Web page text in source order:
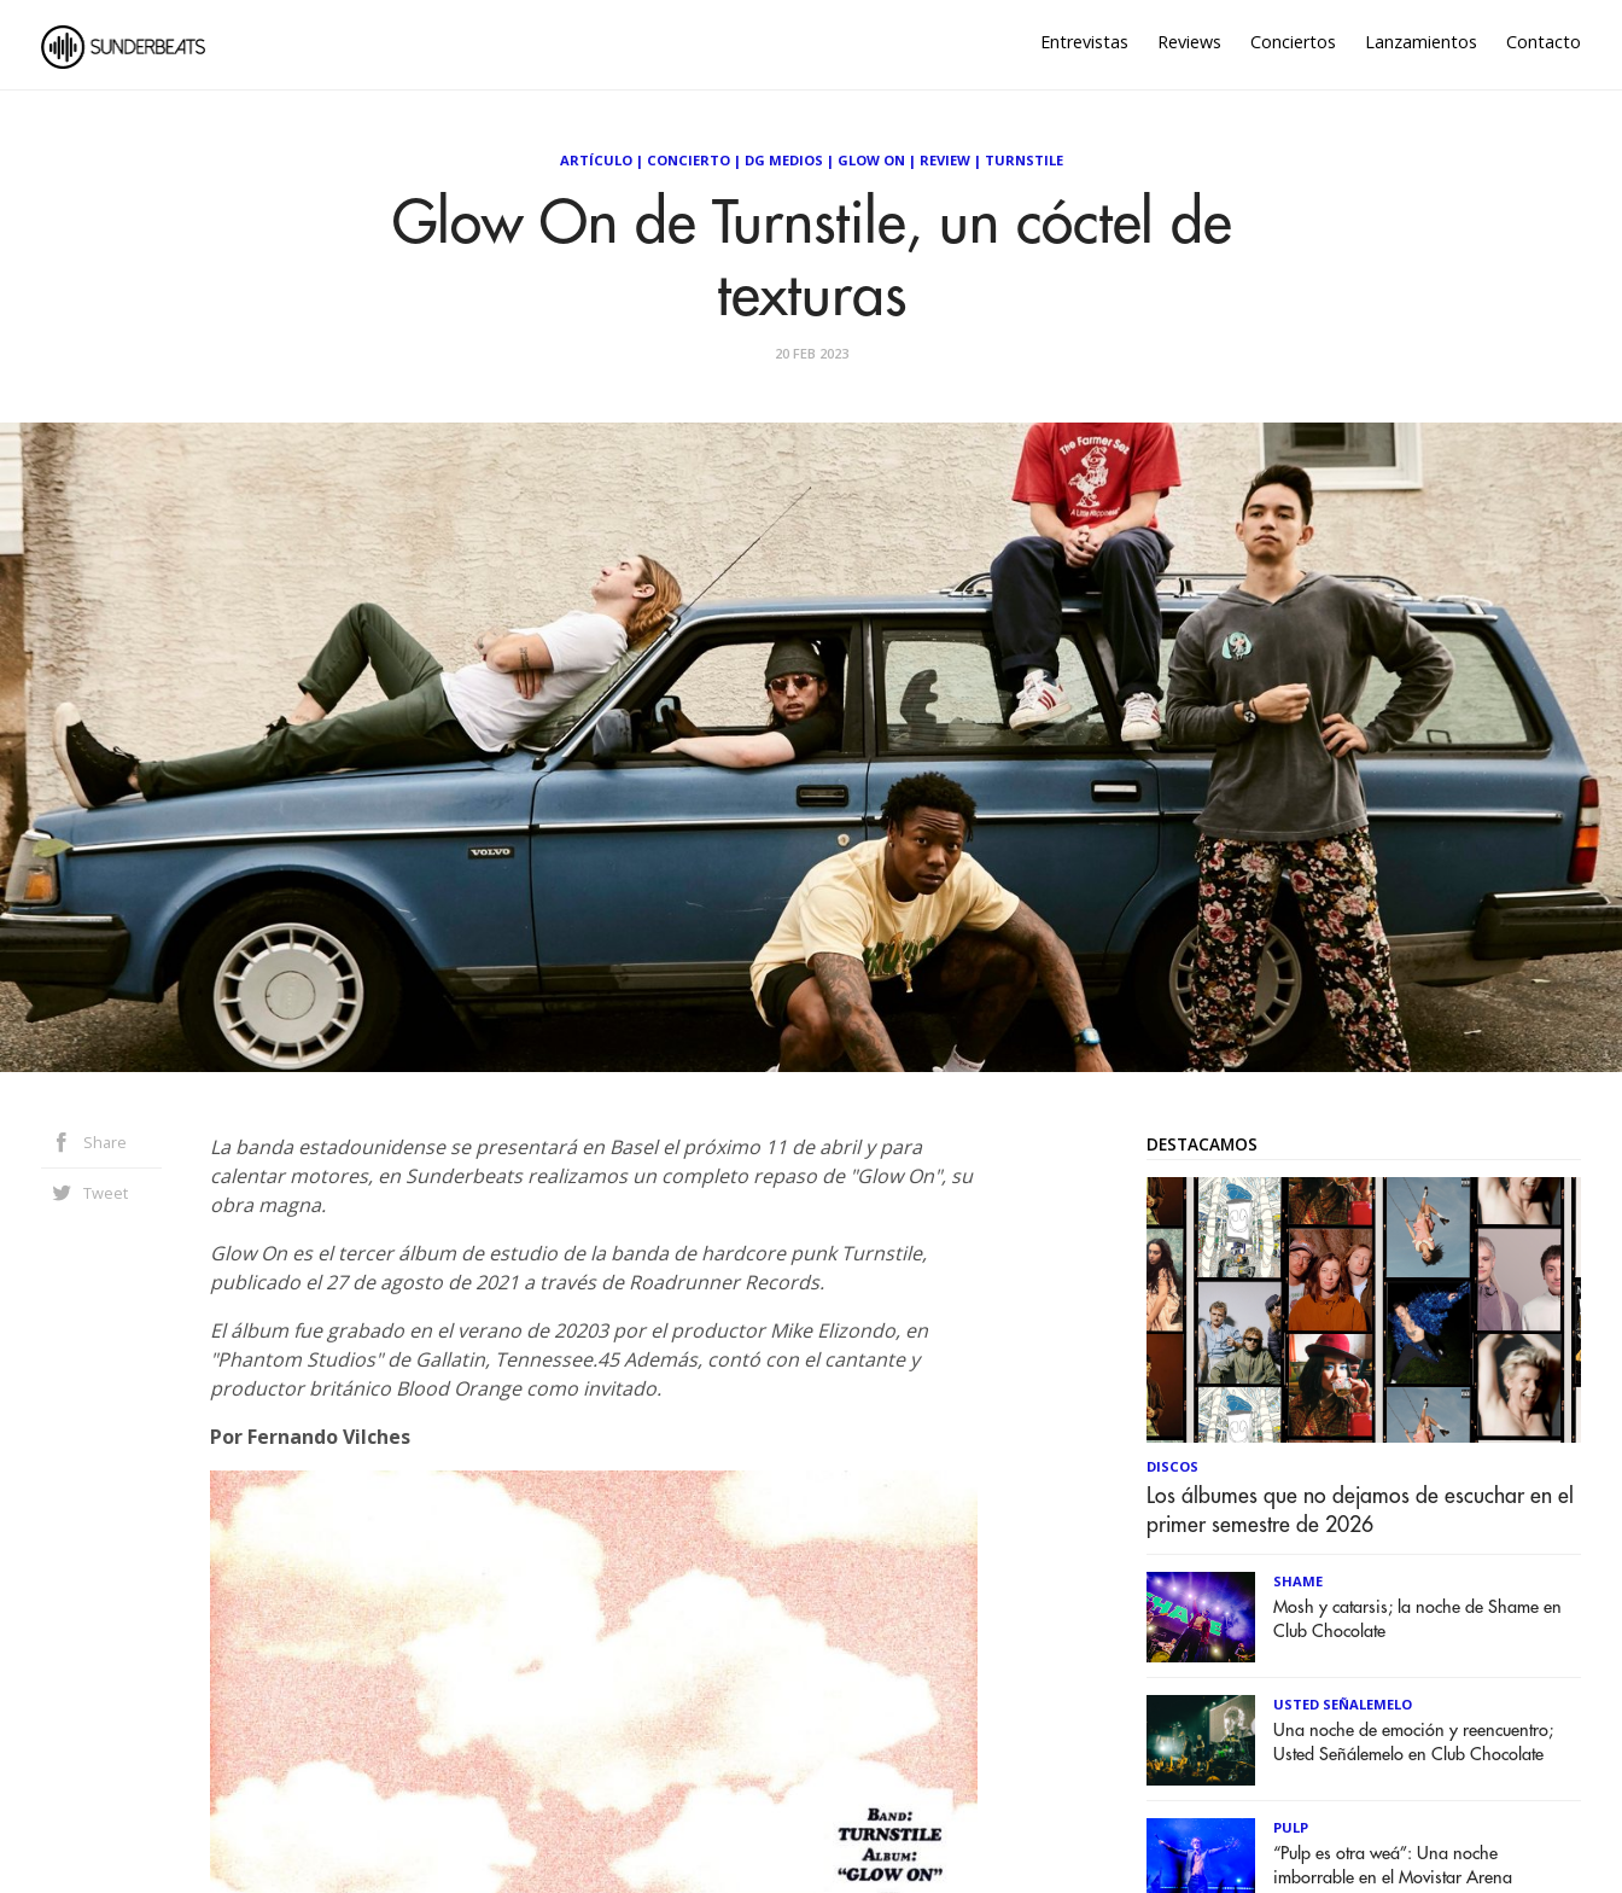
Entrevistas Reviews Conciertos Lanzamientos Contacto
ARTÍCULO| CONCIERTO| DG MEDIOS | GLOW ON | REVIEW| TURNSTILE
Glow On de Turnstile, un cóctel de
texturas
20 FEB 2023
Share
Tweet
La banda estadounidense se presentará en Basel el próximo 11 de abril y para
calentar motores, en Sunderbeats realizamos un completo repaso de "Glow On", su
obra magna.
Glow On es el tercer álbum de estudio de la banda de hardcore punk Turnstile,
publicado el 27 de agosto de 2021 a través de Roadrunner Records.
El álbum fue grabado en el verano de 20203​ por el productor Mike Elizondo, en
"Phantom Studios" de Gallatin, Tennessee.4​5​ Además, contó con el cantante y
productor británico Blood Orange como invitado.
Por Fernando Vilches
DESTACAMOS
DISCOS
Los álbumes que no dejamos de escuchar en el
primer semestre de 2026
SHAME
Mosh y catarsis; la noche de Shame en
Club Chocolate
USTED SEÑALEMELO
Una noche de emoción y reencuentro;
Usted Señálemelo en Club Chocolate
PULP
“Pulp es otra weá”: Una noche
imborrable en el Movistar Arena